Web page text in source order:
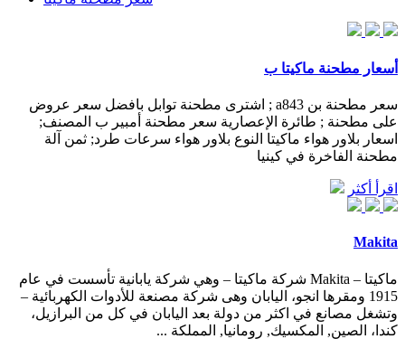
أسعار مطحنة ماكيتا ب
سعر مطحنة بن a843 ; اشترى مطحنة توابل بافضل سعر عروض
على مطحنة ; طائرة الإعصارية سعر مطحنة أمبير ب المصنف;
اسعار بلاور هواء ماكيتا النوع بلاور هواء سرعات طرد; ثمن آلة
مطحنة الفاخرة في كينيا
اقرأ أكثر
Makita
ماكيتا – Makita شركة ماكيتا – وهي شركة يابانية تأسست في عام
1915 ومقرها انجو، اليابان وهى شركة مصنعة للأدوات الكهربائية –
وتشغل مصانع في اكثر من دولة بعد اليابان في كل من البرازيل،
كندا، الصين, المكسيك, رومانيا, المملكة ...